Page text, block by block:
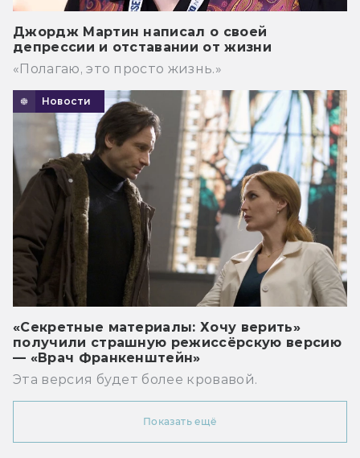
Джордж Мартин написал о своей
депрессии и отставании от жизни
«Полагаю, это просто жизнь.»
Новости
«Секретные материалы: Хочу верить»
получили страшную режиссёрскую версию
— «Врач Франкенштейн»
Эта версия будет более кровавой.
Показать ещё